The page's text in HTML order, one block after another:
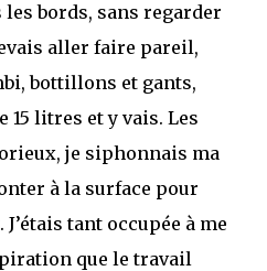
les bords, sans regarder
aller faire pareil,
bottillons et gants,
15 litres et y vais. Les
je siphonnais ma
à la surface pour
tant occupée à me
que le travail